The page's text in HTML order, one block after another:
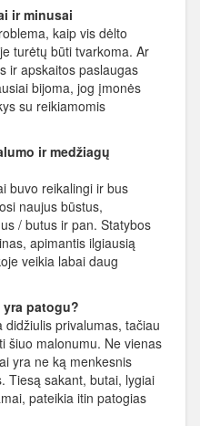
ir minusai
kaip vis dėlto
turėtų būti tvarkoma. Ar
ir apskaitos paslaugas
bijoma, jog įmonės
su reikiamomis
ir medžiagų
buvo reikalingi ir bus
naujus būstus,
/ butus ir pan. Statybos
apimantis ilgiausią
veikia labai daug
patogu?
privalumas, tačiau
šiuo malonumu. Ne vienas
yra ne ką menkesnis
Tiesą sakant, butai, lygiai
pateikia itin patogias